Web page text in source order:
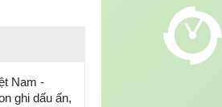
Nam -
ghi dấu ấn,